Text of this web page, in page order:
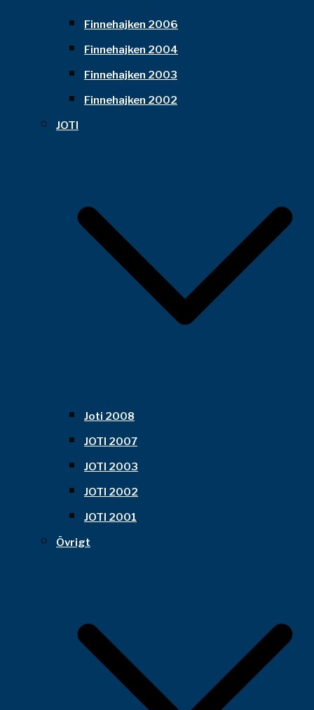
Finnehajken 2006
Finnehajken 2004
Finnehajken 2003
Finnehajken 2002
JOTI
Joti 2008
JOTI 2007
JOTI 2003
JOTI 2002
JOTI 2001
Övrigt